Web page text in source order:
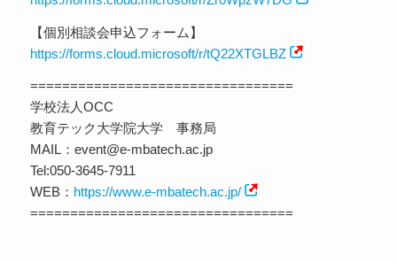
【個別相談会申込フォーム】
https://forms.cloud.microsoft/r/tQ22XTGLBZ
=================================
学校法人OCC
教育テック大学院大学 事務局
MAIL：event@e-mbatech.ac.jp
Tel:050-3645-7911
WEB： https://www.e-mbatech.ac.jp/
=================================